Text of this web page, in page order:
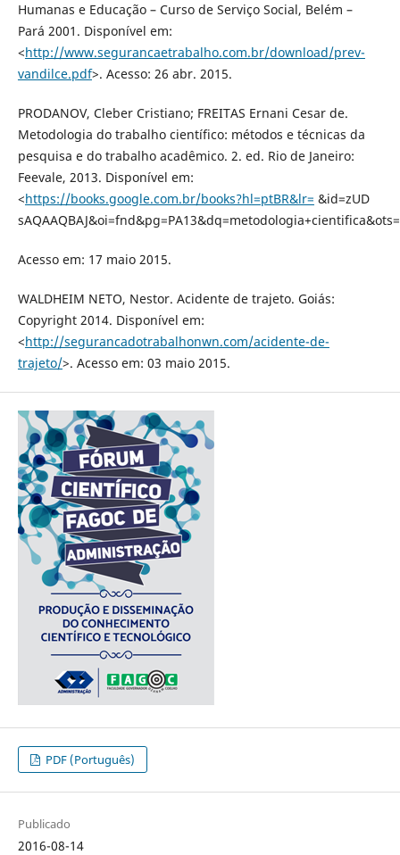
Humanas e Educação – Curso de Serviço Social, Belém –
Pará 2001. Disponível em:
<http://www.segurancaetrabalho.com.br/download/prev-
vandilce.pdf>. Acesso: 26 abr. 2015.
PRODANOV, Cleber Cristiano; FREITAS Ernani Cesar de.
Metodologia do trabalho científico: métodos e técnicas da
pesquisa e do trabalho acadêmico. 2. ed. Rio de Janeiro:
Feevale, 2013. Disponível em:
<https://books.google.com.br/books?hl=ptBR&lr= &id=zUD
Acesso em: 17 maio 2015.
WALDHEIM NETO, Nestor. Acidente de trajeto. Goiás:
Copyright 2014. Disponível em:
<http://segurancadotrabalhonwn.com/acidente-de-
trajeto/>. Acesso em: 03 maio 2015.
PDF (Português)
Publicado
2016-08-14